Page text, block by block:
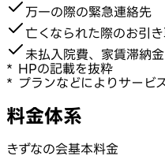
万一の際の緊急連絡先
亡くなられた際のお引き
未払入院費、家賃滞納
* HPの記載を抜粋
* プランなどによりサービ
料金体系
きずなの会基本料金